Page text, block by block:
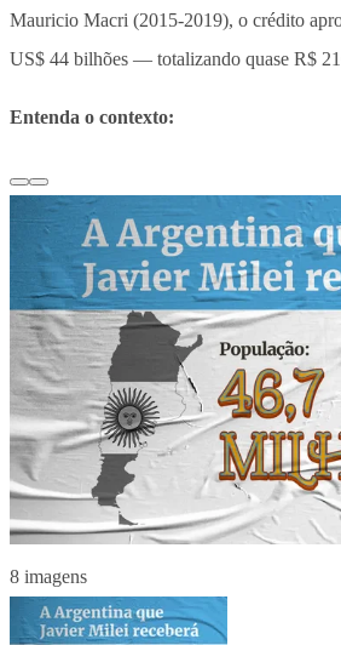
Mauricio Macri (2015-2019), o crédito
US$ 44 bilhões — totalizando quase R$
Entenda o contexto:
8 imagens